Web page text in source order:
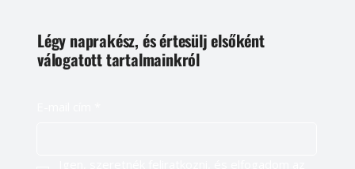
Légy naprakész, és értesülj elsőként
válogatott tartalmainkról